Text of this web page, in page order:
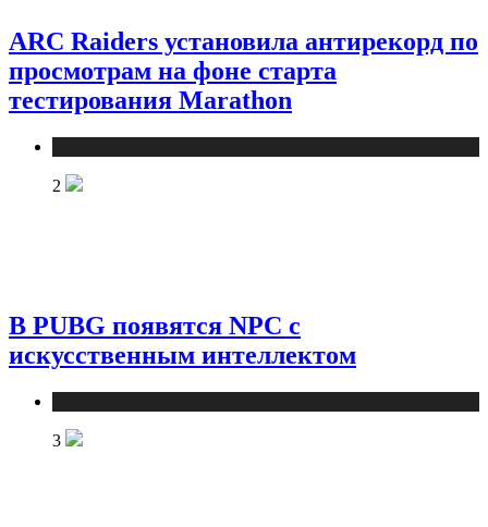
ARC Raiders установила антирекорд по
просмотрам на фоне старта
тестирования Marathon
2
В PUBG появятся NPC с
искусственным интеллектом
3